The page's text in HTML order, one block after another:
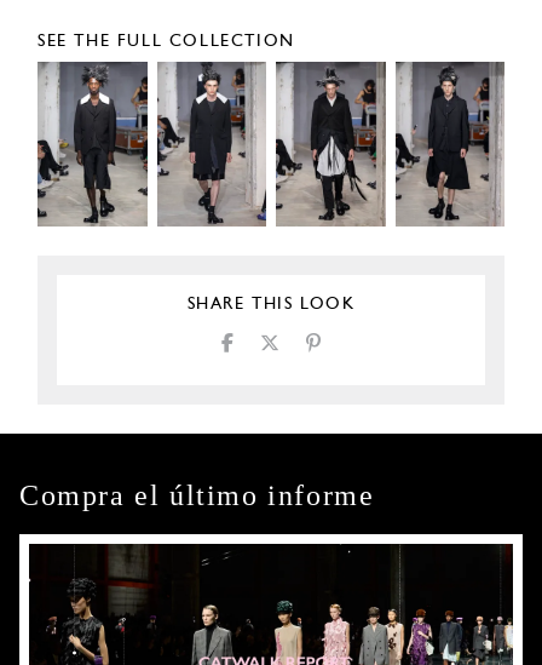
SEE THE FULL COLLECTION
SHARE THIS LOOK
Compra el último informe